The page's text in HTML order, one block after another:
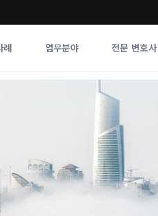
례 업무분야 전문 변호사